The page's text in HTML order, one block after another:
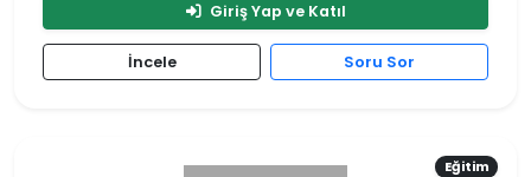
Giriş Yap ve Katıl
İncele Soru Sor
Eğitim